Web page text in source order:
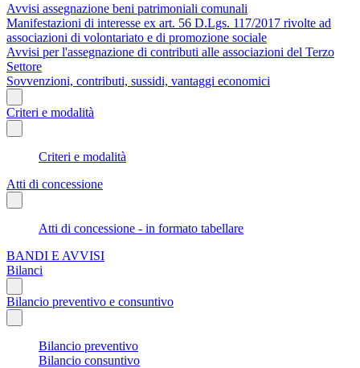
Avvisi assegnazione beni patrimoniali comunali
Manifestazioni di interesse ex art. 56 D.Lgs. 117/2017 rivolte ad
associazioni di volontariato e di promozione sociale
Avvisi per l'assegnazione di contributi alle associazioni del Terzo
Settore
Sovvenzioni, contributi, sussidi, vantaggi economici
Criteri e modalità
Criteri e modalità
Atti di concessione
Atti di concessione - in formato tabellare
BANDI E AVVISI
Bilanci
Bilancio preventivo e consuntivo
Bilancio preventivo
Bilancio consuntivo